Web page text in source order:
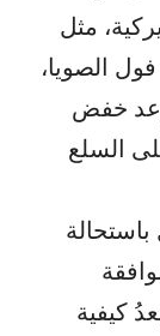
مثل
الصويا،
خفض
السلع
جادل باستحالة
كيفية